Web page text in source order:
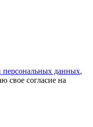
персональных данных,
свое согласие на